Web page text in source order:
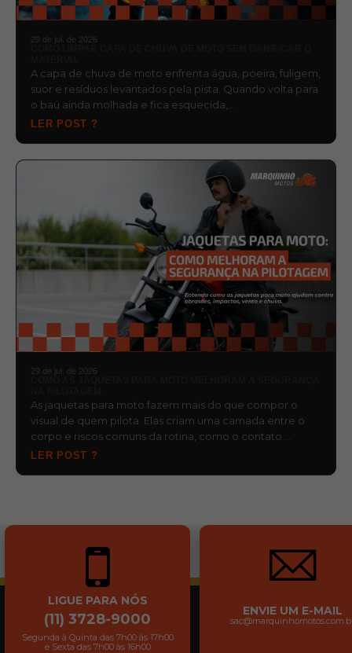
29 de jul. de 2026
A capa de chuva de moto enfrenta água, poeira, fuligem,
suor e resíduos levantados pela pista. Quando volta para
o baú ainda molhada e fica esquecida,…
LER POST ?
29 de jul. de 2026
As jaquetas para moto fazem mais do que compor o
visual de quem pilota. Elas criam uma camada entre o
corpo e riscos comuns da rotina, como o contato …
LER POST ?
LIGUE PARA NÓS
(11) 3728-9000
Segunda à Quinta das 7h00 às 17h00
e Sexta das 7h00 às 16h00
ENVIE UM E-MAIL